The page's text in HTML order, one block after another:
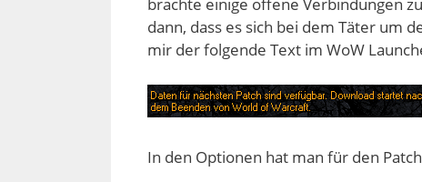
dann, dass es sich bei dem Täter um
mir der folgende Text im WoW
In den Optionen hat man für den